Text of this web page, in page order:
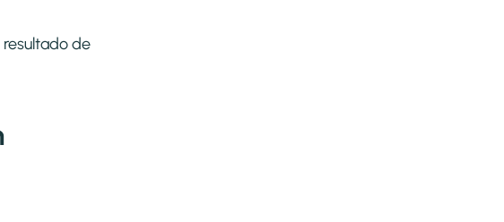
resultado de